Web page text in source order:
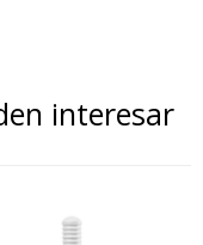
interesar